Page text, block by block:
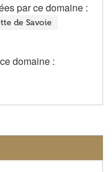
par ce domaine :
de Savoie
domaine :